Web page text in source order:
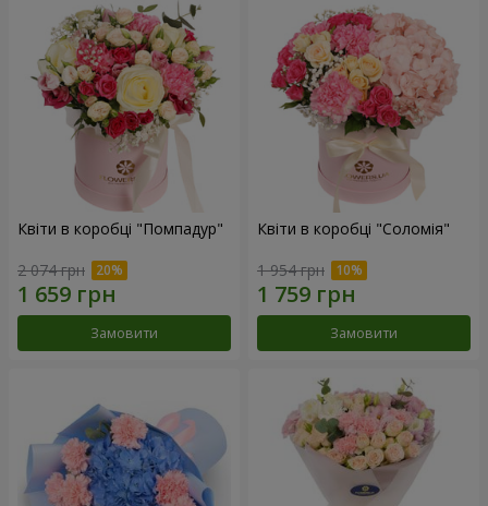
Квіти в коробці "Помпадур"
2 074 грн
Замовити
Квіти в коробці "Соломія"
1 954 грн
Замовити